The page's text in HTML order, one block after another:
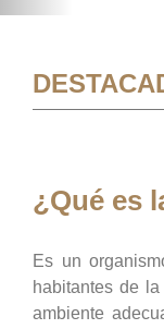
¿Qué es
Es un
habitantes de
ambiente